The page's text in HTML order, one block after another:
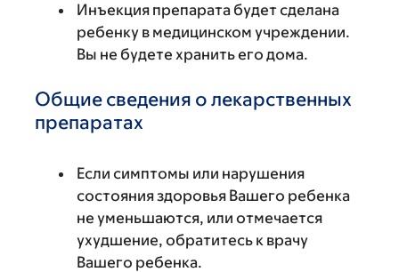
Инъекция препарата будет сделана
ребенку в медицинском учреждении.
Вы не будете хранить его дома.
Общие сведения о лекарственных
препаратах
Если симптомы или нарушения
состояния здоровья Вашего ребенка
не уменьшаются, или отмечается
ухудшение, обратитесь к врачу
Вашего ребенка.